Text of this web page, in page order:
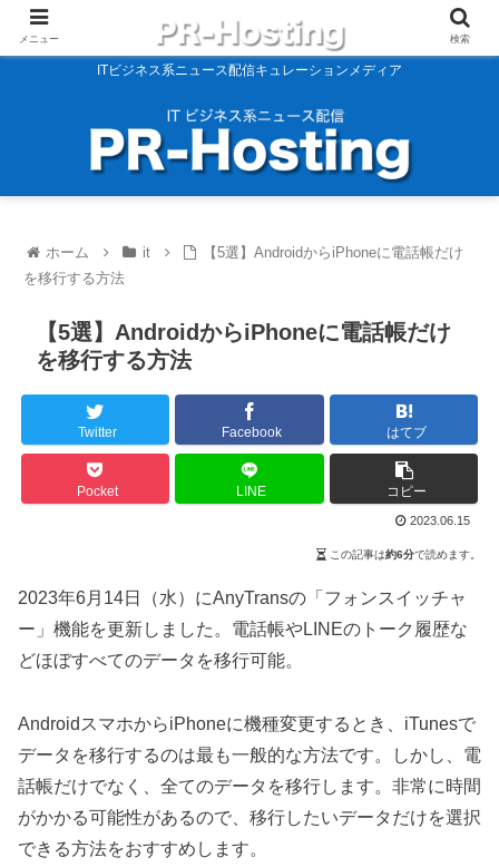
ITビジネス系ニュース配信キュレーションメディア
ホーム it
【5選】AndroidからiPhoneに電話帳だけ
を移行する方法
【5選】AndroidからiPhoneに電話帳だけ
を移行する方法
Twitter Facebook はてブ
Pocket LINE コピー
2023.06.15
この記事は約6分で読めます。
2023年6月14日（水）にAnyTransの「フォンスイッチャ
ー」機能を更新しました。電話帳やLINEのトーク履歴な
どほぼすべてのデータを移行可能。
AndroidスマホからiPhoneに機種変更するとき、iTunesで
データを移行するのは最も一般的な方法です。しかし、電
話帳だけでなく、全てのデータを移行します。非常に時間
がかかる可能性があるので、移行したいデータだけを選択
できる方法をおすすめします。
メニュー 検索